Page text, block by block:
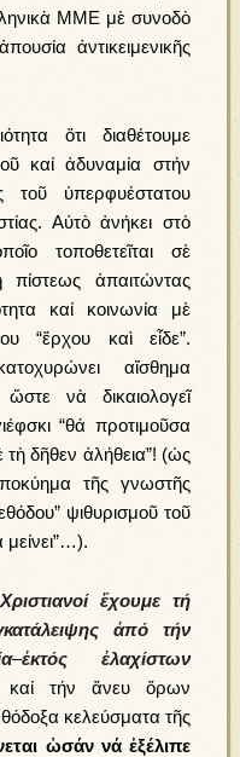
MME μὲ συνοδὸ
ἀντικειμενικῆς
ὅτι διαθέτουμε
καί ἀδυναμία στήν
τοῦ ὑπερφυέστατου
Αὐτὸ ἀνήκει στὸ
τοποθετεῖται σὲ
πίστεως ἀπαιτώντας
καί κοινωνία μὲ
“ἔρχου καὶ εἶδε”.
αἴσθημα
νὰ δικαιολογεῖ
“θά προτιμοῦσα
δῆθεν ἀλήθεια”! (ὠς
τῆς γνωστῆς
ψιθυρισμοῦ τοῦ
μείνει”…).
ἔχουμε τή
ἀπό τήν
–ἐκτός ἐλαχίστων
τήν ἄνευ ὅρων
κελεύσματα τῆς
ὡσάν νά ἐξέλιπε